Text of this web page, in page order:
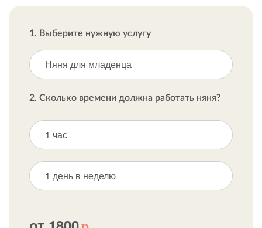
1. Выберите нужную услугу
Няня для младенца
2. Сколько времени должна работать няня?
1 час
1 день в неделю